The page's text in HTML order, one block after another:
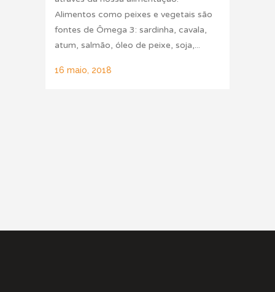
Alimentos como peixes e vegetais são
fontes de Ômega 3: sardinha, cavala,
atum, salmão, óleo de peixe, soja,...
16 maio, 2018